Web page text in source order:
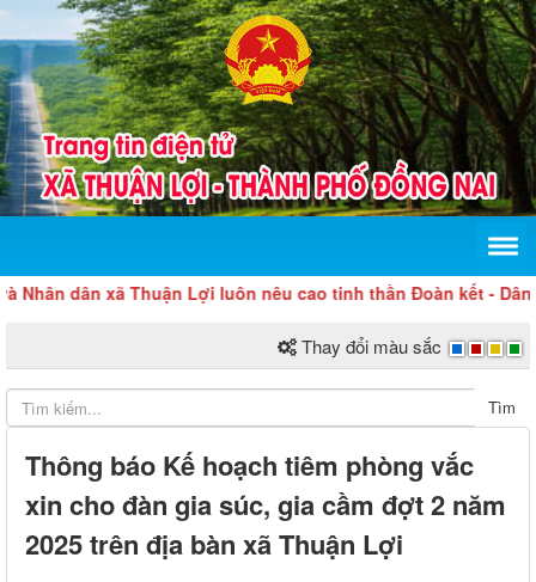
dân xã Thuận Lợi luôn nêu cao tinh thần Đoàn kết - Dân chủ
Thay đổi màu sắc
Tìm
Thông báo Kế hoạch tiêm phòng vắc
xin cho đàn gia súc, gia cầm đợt 2 năm
2025 trên địa bàn xã Thuận Lợi